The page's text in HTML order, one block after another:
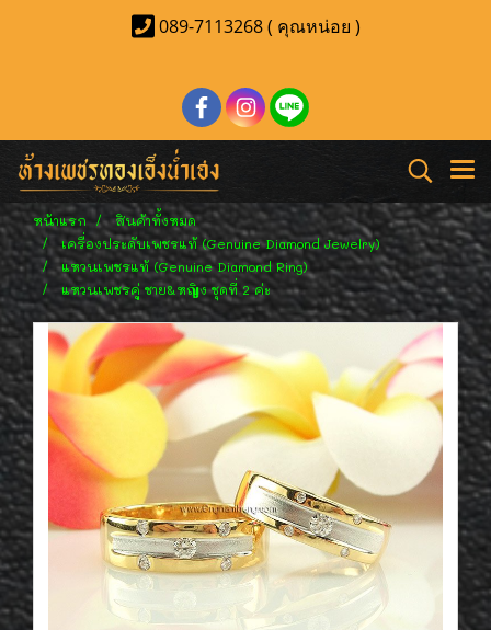
089-7113268 ( คุณหน่อย )
หน้าแรก
สินค้าทั้งหมด
เครื่องประดับเพชรแท้ (Genuine Diamond Jewelry)
แหวนเพชรแท้ (Genuine Diamond Ring)
แหวนเพชรคู่ ชาย&หญิง ชุดที่ 2 ค่ะ